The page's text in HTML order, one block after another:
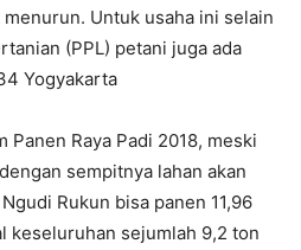
Untuk usaha ini selain
(PPL) petani juga ada
Yogyakarta
Panen Raya Padi 2018, meski
sempitnya lahan akan
Rukun bisa panen 11,96
keseluruhan sejumlah 9,2 ton